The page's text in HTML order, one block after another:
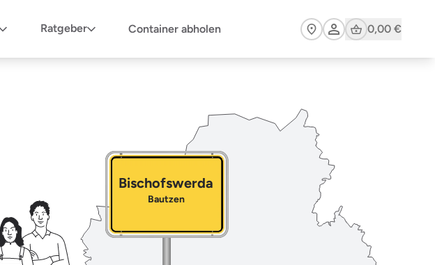
Ratgeber Container abholen Cart0,00 €
Bischofswerda
Bautzen